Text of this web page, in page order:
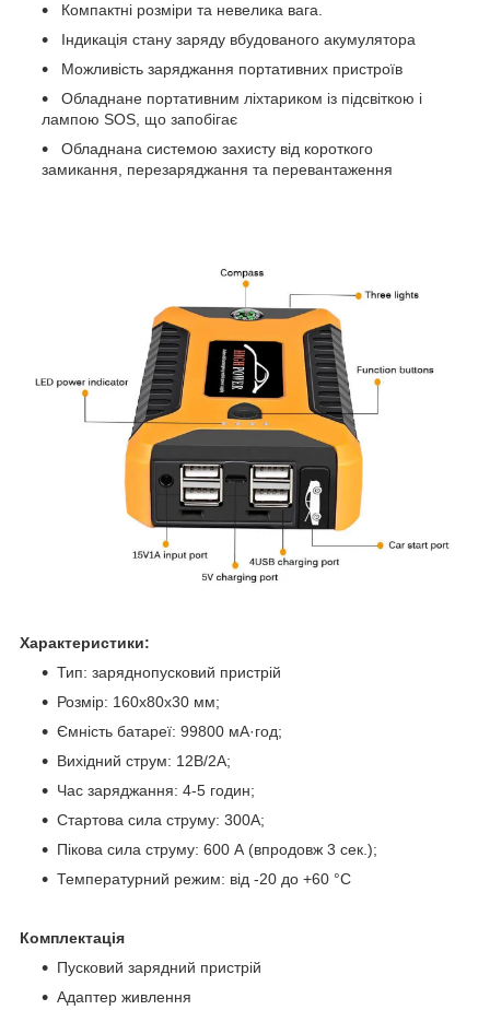
Компактні розміри та невелика вага.
Індикація стану заряду вбудованого акумулятора
Можливість заряджання портативних пристроїв
Обладнане портативним ліхтариком із підсвіткою і
лампою SOS, що запобігає
Обладнана системою захисту від короткого
замикання, перезаряджання та перевантаження
Характеристики:
Тип: заряднопусковий пристрій
Розмір: 160х80х30 мм;
Ємність батареї: 99800 мА·год;
Вихідний струм: 12В/2А;
Час заряджання: 4-5 годин;
Стартова сила струму: 300А;
Пікова сила струму: 600 А (впродовж 3 сек.);
Температурний режим: від -20 до +60 °C
Комплектація
Пусковий зарядний пристрій
Адаптер живлення